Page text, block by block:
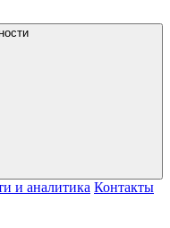
и аналитика Контакты